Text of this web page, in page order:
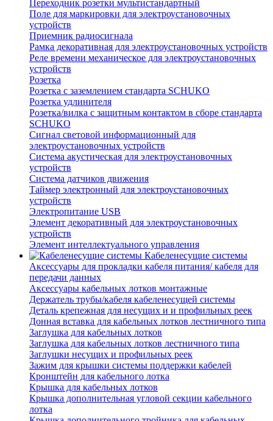
Переходник розетки мультистандартный
Поле для маркировки для электроустановочных
устройств
Приемник радиосигнала
Рамка декоративная для электроустановочных устройств
Реле времени механическое для электроустановочных
устройств
Розетка
Розетка с заземлением стандарта SCHUKO
Розетка удлинителя
Розетка/вилка с защитным контактом в сборе стандарта
SCHUKO
Сигнал световой информационный для
электроустановочных устройств
Система акустическая для электроустановочных
устройств
Система датчиков движения
Таймер электронный для электроустановочных
устройств
Электропитание USB
Элемент декоративный для электроустановочных
устройств
Элемент интеллектуального управления
Кабеленесущие системы
Аксессуары для прокладки кабеля питания/ кабеля для
передачи данных
Аксессуары кабельных лотков монтажные
Держатель трубы/кабеля кабеленесущей системы
Деталь крепежная для несущих и и профильных реек
Донная вставка для кабельных лотков лестничного типа
Заглушка для кабельных лотков
Заглушка для кабельных лотков лестничного типа
Заглушки несущих и профильных реек
Зажим для крышки системы поддержки кабелей
Кронштейн для кабельного лотка
Крышка для кабельных лотков
Крышка дополнительная угловой секции кабельного
лотка